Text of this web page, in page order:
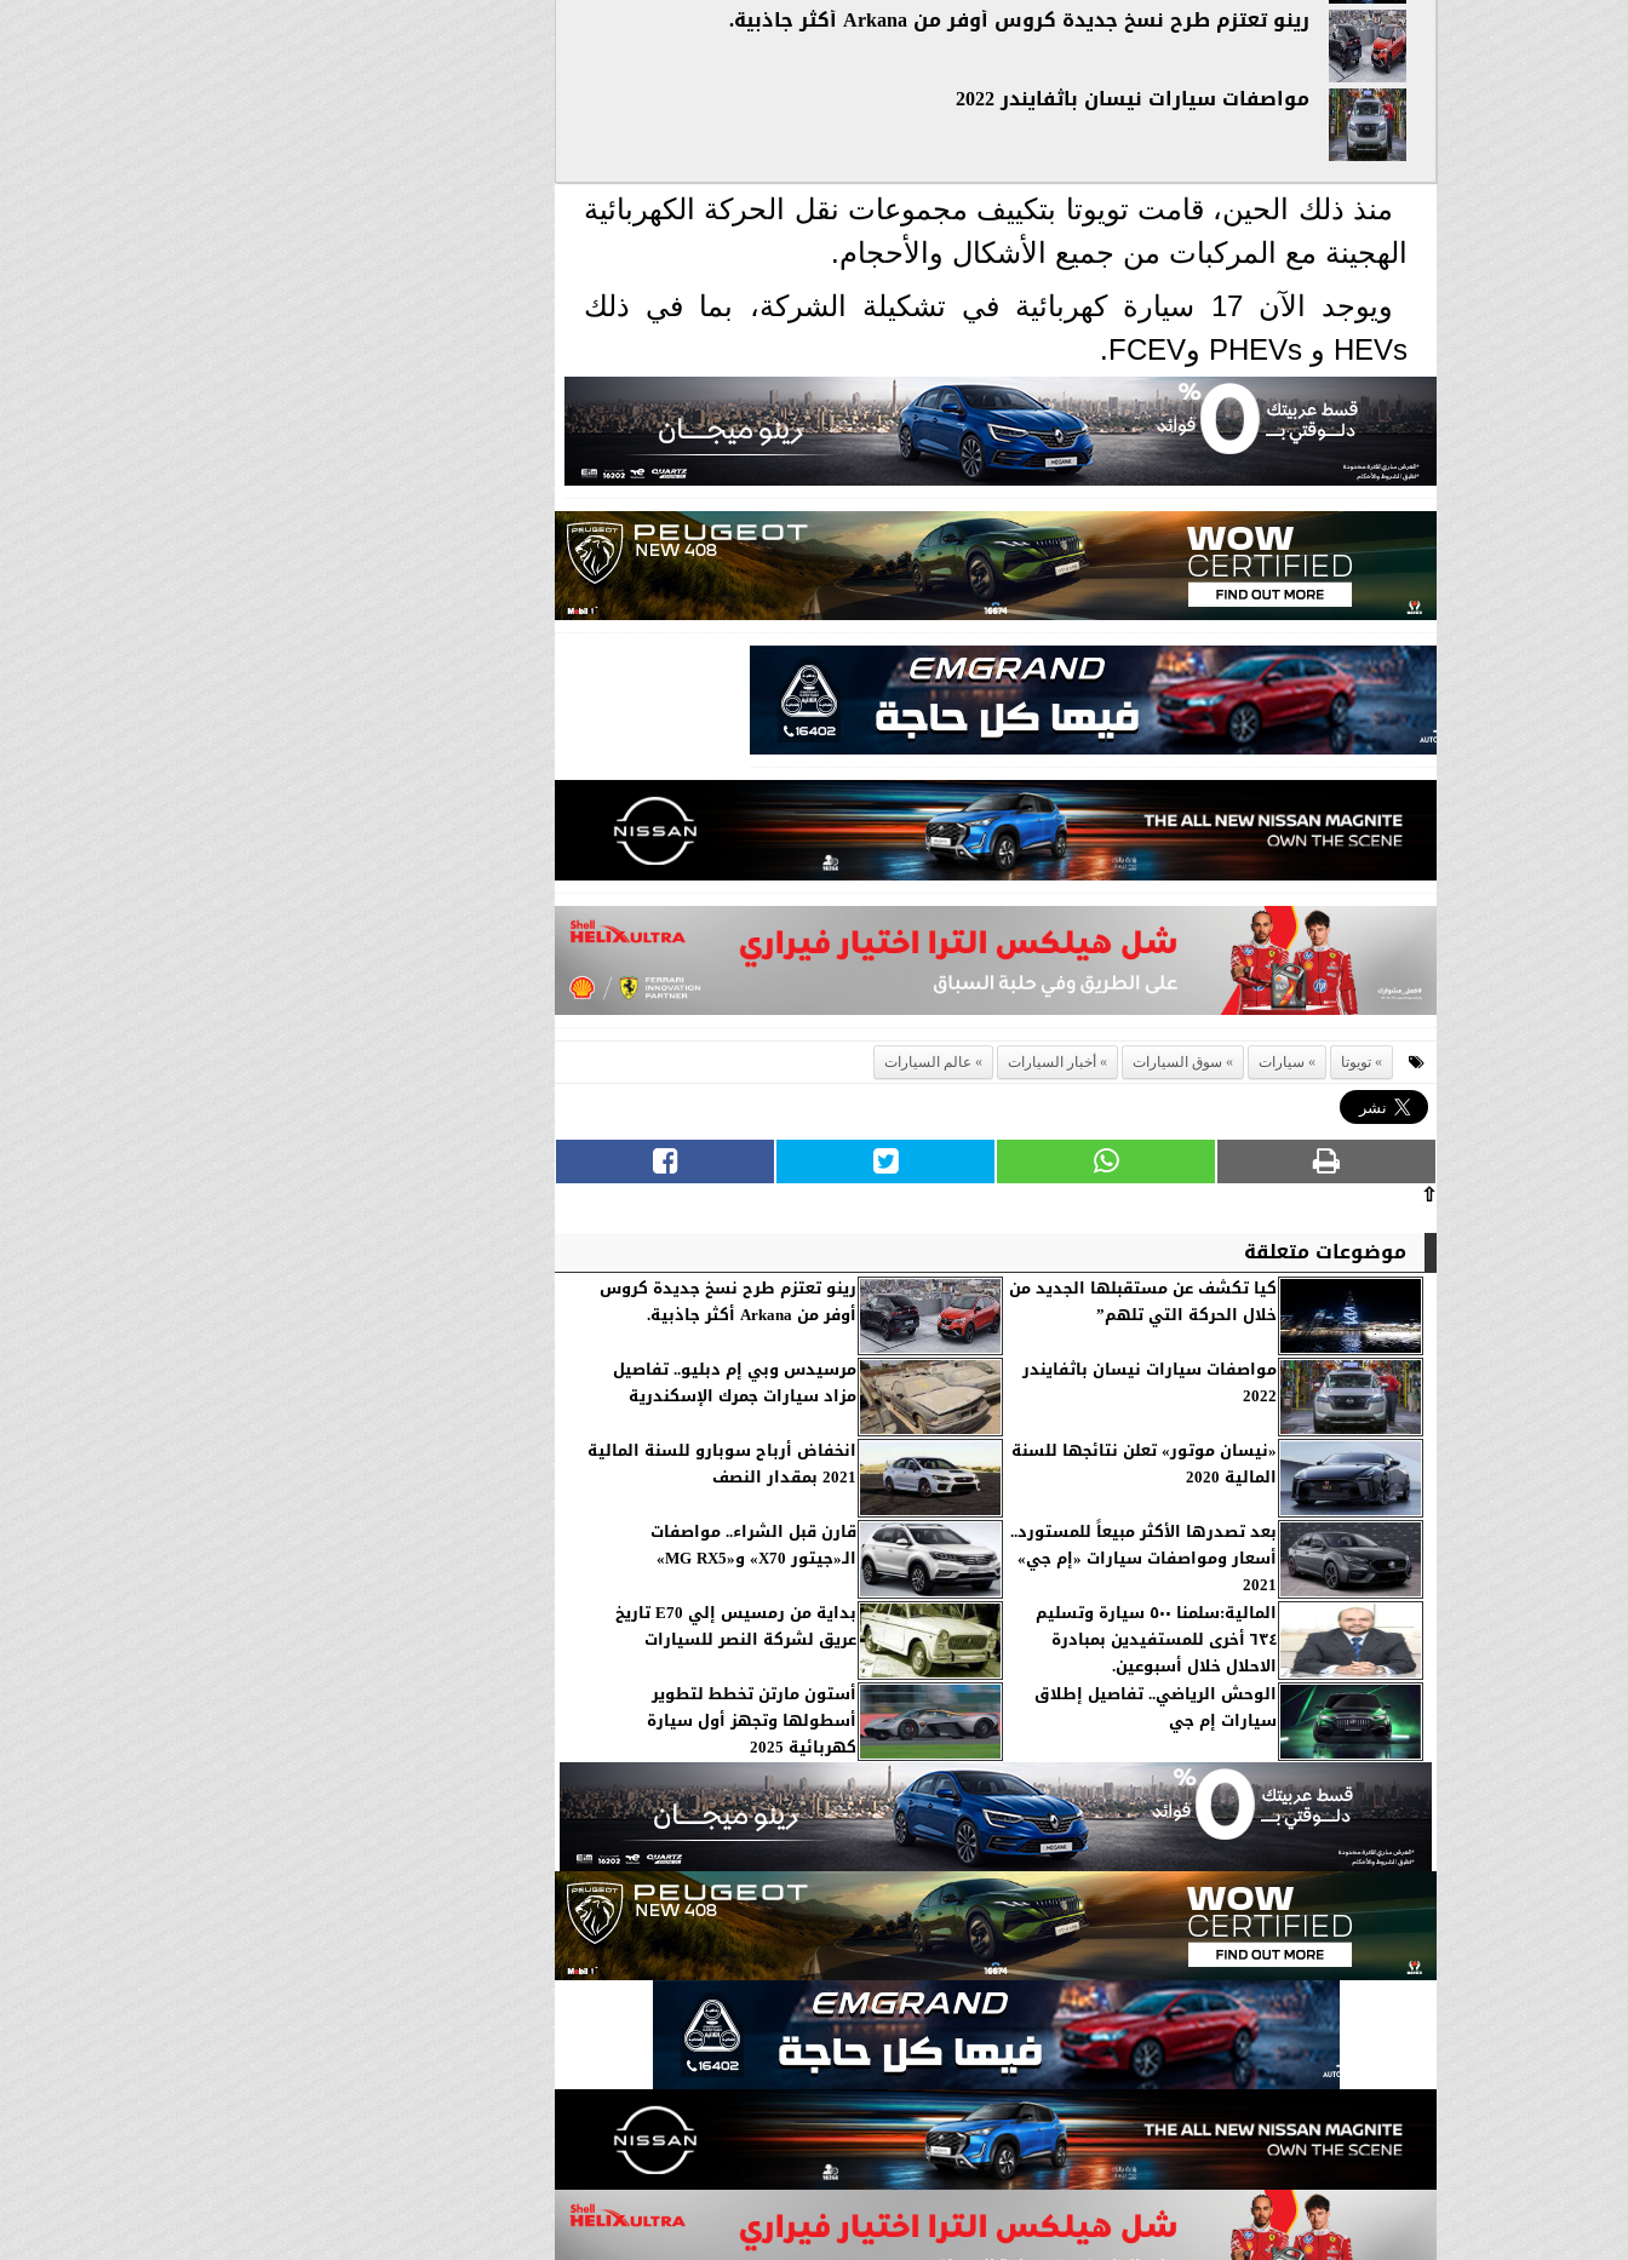
رينو تعتزم طرح نسخ جديدة كروس أوفر من Arkana أكثر جاذبية.
مواصفات سيارات نيسان باثفايندر 2022
منذ ذلك الحين، قامت تويوتا بتكييف مجموعات نقل الحركة الكهربائية
الهجينة مع المركبات من جميع الأشكال والأحجام.
ويوجد الآن 17 سيارة كهربائية في تشكيلة الشركة، بما في ذلك
HEVs و PHEVs وFCEV.
تويوتا سيارات سوق السيارات أخبار السيارات عالم السيارات
⇧
موضوعات متعلقة
كيا تكشف عن مستقبلها الجديد من
خلال الحركة التي تلهم”
رينو تعتزم طرح نسخ جديدة كروس
أوفر من Arkana أكثر جاذبية.
مواصفات سيارات نيسان باثفايندر
2022
مرسيدس وبي إم دبليو.. تفاصيل
مزاد سيارات جمرك الإسكندرية
«نيسان موتور» تعلن نتائجها للسنة
المالية 2020
انخفاض أرباح سوبارو للسنة المالية
2021 بمقدار النصف
بعد تصدرها الأكثر مبيعاً للمستورد..
أسعار ومواصفات سيارات «إم جي»
2021
قارن قبل الشراء.. مواصفات
الـ«جيتور X70» و«MG RX5»
المالية:سلمنا ٥٠٠ سيارة وتسليم
٦٣٤ أخرى للمستفيدين بمبادرة
الاحلال خلال أسبوعين.
بداية من رمسيس إلي E70 تاريخ
عريق لشركة النصر للسيارات
الوحش الرياضي.. تفاصيل إطلاق
سيارات إم جي
أستون مارتن تخطط لتطوير
أسطولها وتجهز أول سيارة
كهربائية 2025